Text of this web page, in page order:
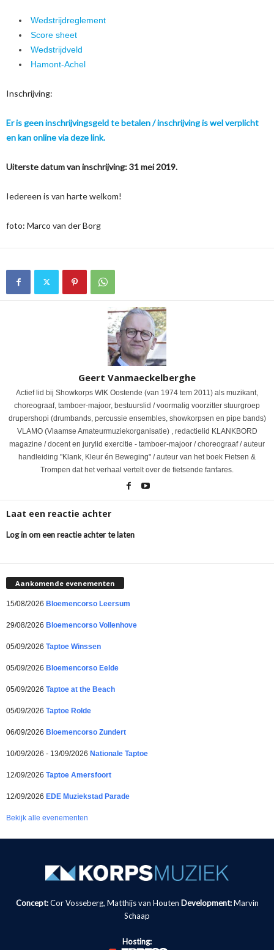
Wedstrijdreglement
Score sheet
Wedstrijdveld
Hamont-Achel
Inschrijving:
Er is geen inschrijvingsgeld te betalen / inschrijving is wel verplicht
en kan online via deze link.
Uiterste datum van inschrijving: 31 mei 2019.
Iedereen is van harte welkom!
foto: Marco van der Borg
Geert Vanmaeckelberghe
Actief lid bij Showkorps WIK Oostende (van 1974 tem 2011) als muzikant,
choreograaf, tamboer-majoor, bestuurslid / voormalig voorzitter stuurgroep
drupershopi (drumbands, percussie ensembles, showkorpsen en pipe bands)
VLAMO (Vlaamse Amateurmuziekorganisatie) , redactielid KLANKBORD
magazine / docent en jurylid exercitie - tamboer-majoor / choreograaf / auteur
handleiding "Klank, Kleur én Beweging" / auteur van het boek Fietsen &
Trompen dat het verhaal vertelt over de fietsende fanfares.
Laat een reactie achter
Log in om een reactie achter te laten
Aankomende evenementen
15/08/2026 Bloemencorso Leersum
29/08/2026 Bloemencorso Vollenhove
05/09/2026 Taptoe Winssen
05/09/2026 Bloemencorso Eelde
05/09/2026 Taptoe at the Beach
05/09/2026 Taptoe Rolde
06/09/2026 Bloemencorso Zundert
10/09/2026 - 13/09/2026 Nationale Taptoe
12/09/2026 Taptoe Amersfoort
12/09/2026 EDE Muziekstad Parade
Bekijk alle evenementen
Concept:Cor Vosseberg, Matthijs van Houten Development: Marvin
Schaap
Hosting: